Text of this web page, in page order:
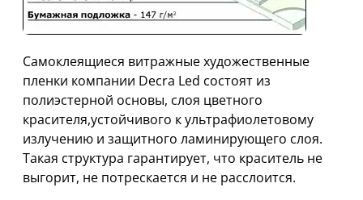
Самоклеящиеся витражные художественные
пленки компании Decra Led состоят из
полиэстерной основы, слоя цветного
красителя,устойчивого к ультрафиолетовому
излучению и защитного ламинирующего слоя.
Такая структура гарантирует, что краситель не
выгорит, не потрескается и не расслоится.